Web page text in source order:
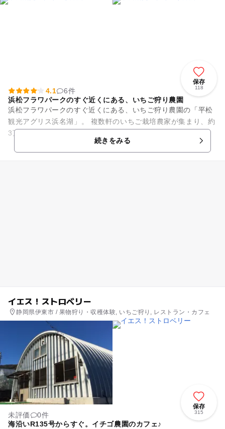
保存
118
4.1
6件
浜松フラワパークのすぐ近くにある、いちご狩り農園
浜松フラワパークのすぐ近くにある、いちご狩り農園の「平松
観光アグリス浜名湖」。 複数軒のいちご栽培農家が集まり、約
3万平方メートルの広大な土地に、30棟ほどのビニールハウス
続きをみる
イエス！ストロベリー
静岡県伊東市 / 果物狩り・収穫体験, いちご狩り, レストラン・カフェ
保存
315
未評価
0件
海沿いR135号からすぐ。イチゴ農園のカフェ♪